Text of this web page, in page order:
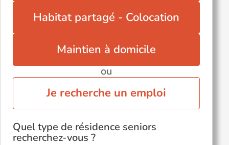
Habitat partagé - Colocation
Maintien à domicile
ou
Je recherche un emploi
Quel type de résidence seniors
recherchez-vous ?